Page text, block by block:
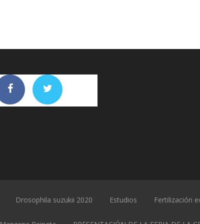
Drosophila suzukii 2020 Estudios Fertilización